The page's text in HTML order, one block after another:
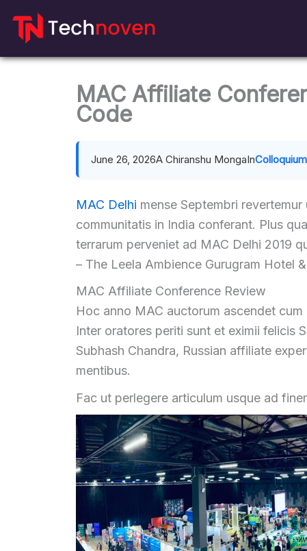
MAC Affiliate
Code
June 26, 2026A Chiranshu MongaInColloquium
MAC Delhi mense Septembri
communitatis in India conferant. Plus
terrarum perveniet ad MAC Delhi 2019
– The Leela Ambience Gurugram Hotel
MAC Affiliate Conference Review
Hoc anno MAC auctorum ascendet cum
Inter oratores periti sunt et eximii felicis
Subhash Chandra, Russian affiliate
mentibus.
Fac ut perlegere articulum usque ad